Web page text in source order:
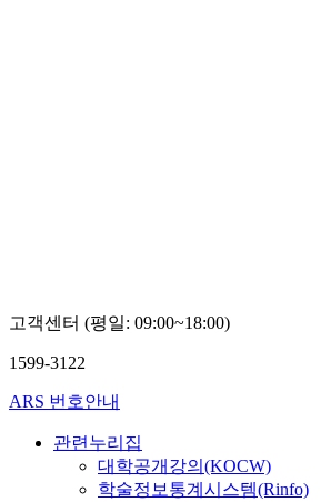
고객센터 (평일: 09:00~18:00)
1599-3122
ARS 번호안내
관련누리집
대학공개강의(KOCW)
학술정보통계시스템(Rinfo)